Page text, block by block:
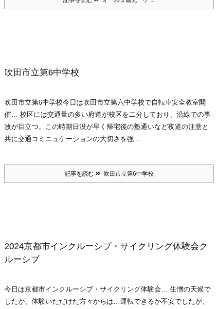
吹田市立第6中学校
吹田市立第6中学校今日は吹田市立第六中学校で自転車安全教室開
催… 校区には交通量の多い府道が校区を二分しており、沿線での事
故が目立つ。この時期日没が早く帰宅後の塾通いなど夜道の注意と
共に交通コミニュケーションの大切さを強 ...
記事を読む 吹田市立第6中学校
2024京都市インクルーシブ・サイクリング体験会ク
ルーシブ
今日は京都市インクルーシブ・サイクリング体験会… 生憎の天候で
したが、体験いただけた方々からは…運転できるか不安でしたが、